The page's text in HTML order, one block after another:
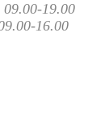
19.00
16.00